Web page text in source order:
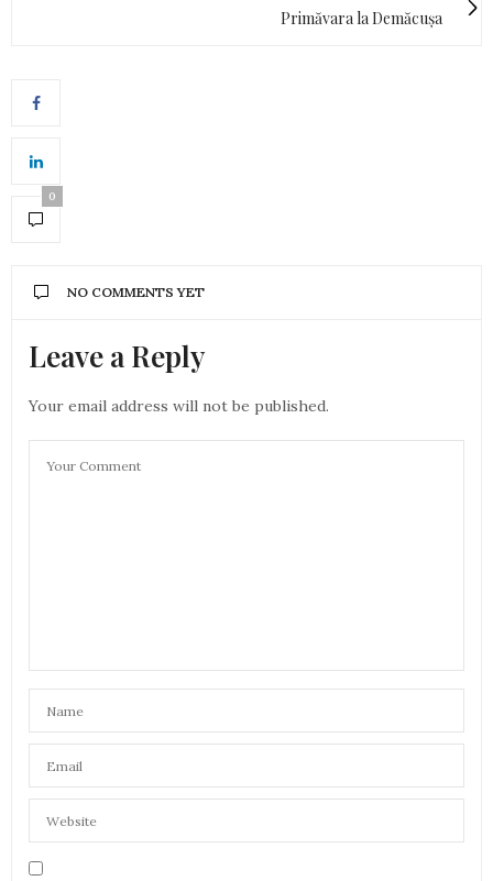
Primăvara la Demăcușa
0
NO COMMENTS YET
Leave a Reply
Your email address will not be published.